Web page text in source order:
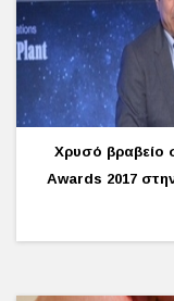
Χρυσό βραβείο
Awards 2017